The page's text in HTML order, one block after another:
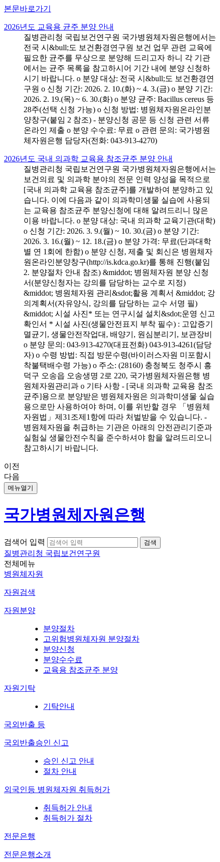
본문바로가기
2026년도 교육용 균주 분양 안내
질병관리청 국립보건연구원 국가병원체자원은행에서는
전국 시&bull;도 보건환경연구원 보건 업무 관련 교육에
필요한 균주를 무상으로 분양해 드리고자 하니 각 기관
에서는 균주 목록을 참고하시어 기간 내에 분양 신청하
시기 바랍니다. o 분양 대상: 전국 시&bull;도 보건환경연
구원 o 신청 기간: 2026. 2. 10.(화) ~ 4. 3.(금) o 분양 기간:
2026. 2. 19.(목) ~ 6. 30.(화) o 분양 균주: Bacillus cereus 등
28주(선택 신청 가능) o 신청 방법: 병원체자원온라인분
양창구(붙임 2 참조) - 분양신청 공문 등 신청 관련 서류
온라인 제출 o 분양 수수료: 무료 o 관련 문의: 국가병원
체자원은행 담당자(전화: 043-913-4270)
2026년도 국내 의과학 교육용 참조균주 분양 안내
질병관리청 국립보건연구원 국가병원체자원은행에서는
보건의료 및 의과학 분야의 전문 인력 양성을 목적으로
[국내 의과학 교육용 참조균주]를 개발하여 분양하고 있
습니다. 이에 다음과 같이 의과학미생물 실습에 사용되
는 교육용 참조균주 분양신청에 대해 알려드리니 많은
이용 바랍니다. o 분양 대상: 국내 의과학 교육기관(대학)
o 신청 기간: 2026. 3. 9.(월) ~ 10. 30.(금) o 분양 기간:
2026. 3. 16.(월) ~ 12. 18.(금) o 분양 가격: 무료(단과대학
별 연 1회에 한함) o 분양 신청, 제출 및 회신은 병원체자
원온라인분양창구(http://is.kdca.go.kr)를 통해 진행(붙임
2. 분양절차 안내 참조) &middot; 병원체자원 분양 신청
서(분양신청자는 강의를 담당하는 교수로 지정)
&middot; 병원체자원 관리&sdot;활용 계획서 &middot; 강
의계획서(자유양식, 강의를 담당하는 교수 서명 필)
&middot; 시설 사진* 또는 연구시설 설치&sdot;운영 신고
확인서 * 시설 사진(생물안전표지 부착 필수) : 고압증기
멸균기, 생물안전작업대, 배양기, 원심분리기, 보관장비
o 분양 문의: 043-913-4270(대표전화) 043-913-4261(담당
자) o 수령 방법: 직접 방문수령(바이러스자원 미포함시
착불택배수령 가능) o 주소: (28160) 충청북도 청주시 흥
덕구 오송읍 오송생명 2로 220, 국가병원체자원은행 병
원체자원관리과 o 기타 사항 - [국내 의과학 교육용 참조
균주]용으로 분양받은 병원체자원은 의과학미생물 실습
용으로만 사용하여야 하며, 이를 위반할 경우 「병원체
자원법」제31조제1항에 따라 처벌받을 수 있습니다. -
병원체자원을 취급하는 기관은 아래의 안전관리기준과
실험실 생물안전수칙을 준수하셔야 함을 알려드리오니
참고하시기 바랍니다.
이전
다음
메뉴열기
국가병원체자원은행
검색어 입력
질병관리청 국립보건연구원
전체메뉴
병원체자원
자원검색
자원분양
분양절차
고위험병원체자원 분양절차
분양신청
분양수수료
교육용 참조균주 분양
자원기탁
기탁안내
국외반출 등
국외반출승인 신고
승인 신고 안내
절차 안내
외국인등 병원체자원 취득허가
취득허가 안내
취득허가 절차
전문은행
전문은행소개